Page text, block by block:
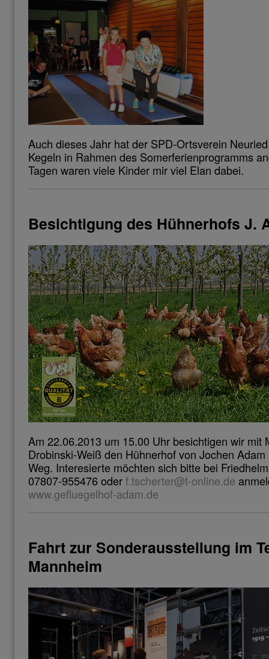
Auch dieses Jahr hat der SPD-Ortsverein
Kegeln in Rahmen des Somerferienprogramms
Tagen waren viele Kinder mir viel Elan dabei.
Besichtigung des Hühnerhofs J.
Am 22.06.2013 um 15.00 Uhr besichtigen wir mit
Drobinski-Weiß den Hühnerhof von Jochen
Weg. Interesierte möchten sich bitte bei
07807-955476 oderf.tscherter@t-online.de
www.gefluegelhof-adam.de
Fahrt zur Sonderausstellung im
Mannheim